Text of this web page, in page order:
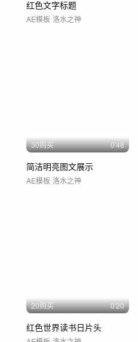
红色文字标题
AE模板 洛水之神
30购买 0'48
简洁明亮图文展示
AE模板 洛水之神
20购买 0'20
红色世界读书日片头